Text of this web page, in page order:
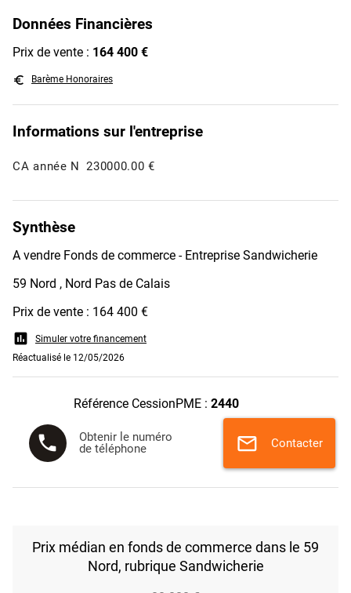
Données Financières
Prix de vente : 164 400 €
euro_symbol Barème Honoraires
Informations sur l'entreprise
CA année N 230000.00 €
Synthèse
A vendre Fonds de commerce - Entreprise Sandwicherie
59 Nord , Nord Pas de Calais
Prix de vente : 164 400 €
assessment
Simuler votre financement
Réactualisé le 12/05/2026
Référence CessionPME : 2440
phone
Obtenir le numéro
de téléphone
mail Contacter
Prix médian en fonds de commerce dans le 59
Nord, rubrique Sandwicherie